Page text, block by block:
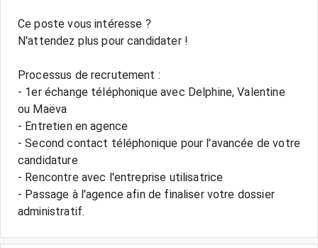
Ce poste vous intéresse ?
N'attendez plus pour candidater !
Processus de recrutement :
- 1er échange téléphonique avec Delphine, Valentine
ou Maëva
- Entretien en agence
- Second contact téléphonique pour l'avancée de votre
candidature
- Rencontre avec l'entreprise utilisatrice
- Passage à l'agence afin de finaliser votre dossier
administratif.